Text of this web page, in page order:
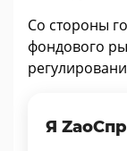
Со стороны
фондового
Я